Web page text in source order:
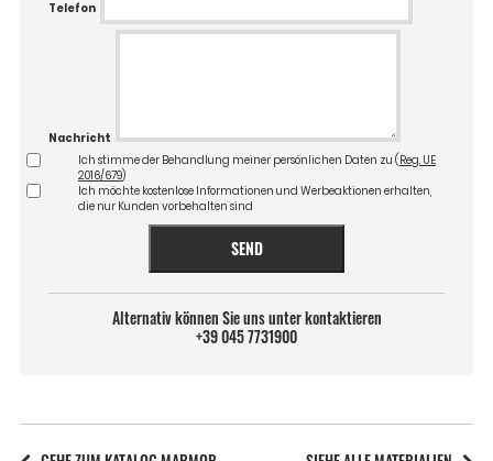
Telefon
Nachricht
Ich stimme der Behandlung meiner persönlichen Daten zu ( Reg. UE
2016/679)
Ich möchte kostenlose Informationen und Werbeaktionen erhalten,
die nur Kunden vorbehalten sind
SEND
Alternativ können Sie uns unter kontaktieren
+39 045 7731900